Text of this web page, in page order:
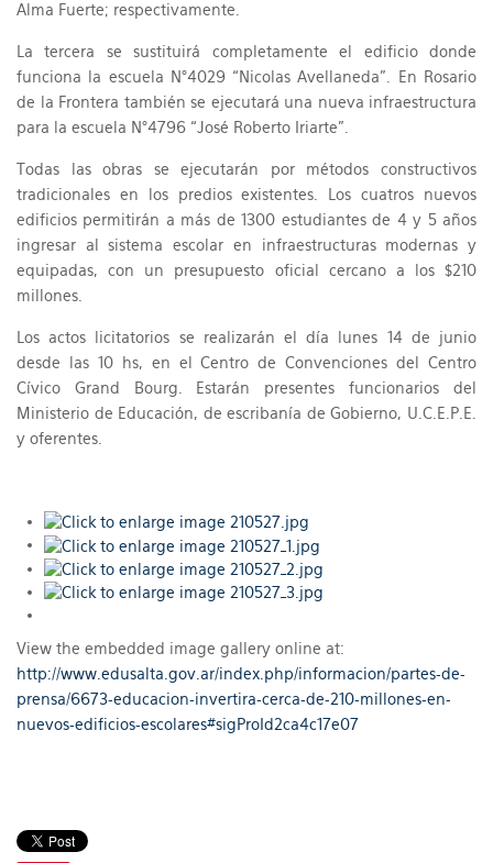
Alma Fuerte; respectivamente.
La tercera se sustituirá completamente el edificio donde
funciona la escuela N°4029 “Nicolas Avellaneda”. En Rosario
de la Frontera también se ejecutará una nueva infraestructura
para la escuela N°4796 “José Roberto Iriarte”.
Todas las obras se ejecutarán por métodos constructivos
tradicionales en los predios existentes. Los cuatros nuevos
edificios permitirán a más de 1300 estudiantes de 4 y 5 años
ingresar al sistema escolar en infraestructuras modernas y
equipadas, con un presupuesto oficial cercano a los $210
millones.
Los actos licitatorios se realizarán el día lunes 14 de junio
desde las 10 hs, en el Centro de Convenciones del Centro
Cívico Grand Bourg. Estarán presentes funcionarios del
Ministerio de Educación, de escribanía de Gobierno, U.C.E.P.E.
y oferentes.
View the embedded image gallery online at:
http://www.edusalta.gov.ar/index.php/informacion/partes-de-
prensa/6673-educacion-invertira-cerca-de-210-millones-en-
nuevos-edificios-escolares#sigProId2ca4c17e07